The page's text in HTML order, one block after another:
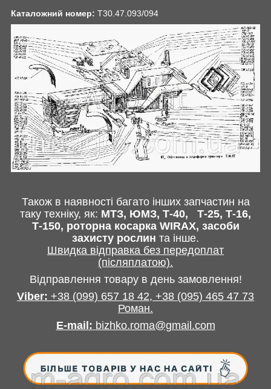
Каталожний номер: Т30.47.093/094
Також в наявності багато інших запчастин на
таку техніку, як: МТЗ, ЮМЗ, Т-40,
Т-25, Т-16,
Т-150, роторна косарка WIRAX, засоби
захисту рослин та інше.
Швидка відправка без передоплат
(післяплатою).
Відправлення товару в день замовлення!
Viber: +38 (099) 657 18 42, +38 (095) 465 47 73
Роман.
E-mail: bizhko.roma@gmail.com